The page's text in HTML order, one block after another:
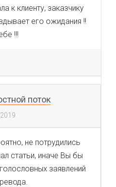
к клиенту, заказчику
его ожидания !!
!!!
поток
не потрудились
статьи, иначе Вы бы
заявлений